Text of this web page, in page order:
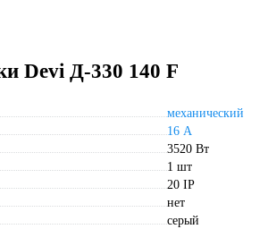
Devi Д-330 140 F
механический
16 А
3520 Вт
1 шт
20 IP
нет
серый